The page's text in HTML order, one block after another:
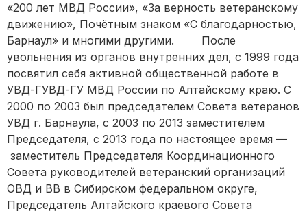
«200 лет МВД России», «За верность ветеранскому
движению», Почётным знаком «С благодарностью,
Барнаул» и многими другими. После
увольнения из органов внутренних дел, с 1999 года
посвятил себя активной общественной работе в
УВД-ГУВД-ГУ МВД России по Алтайскому краю. С
2000 по 2003 был председателем Совета ветеранов
УВД г. Барнаула, с 2003 по 2013 заместителем
Председателя, с 2013 года по настоящее время —
заместитель Председателя Координационного
Совета руководителей ветеранский организаций
ОВД и ВВ в Сибирском федеральном округе,
Председатель Алтайского краевого Совета